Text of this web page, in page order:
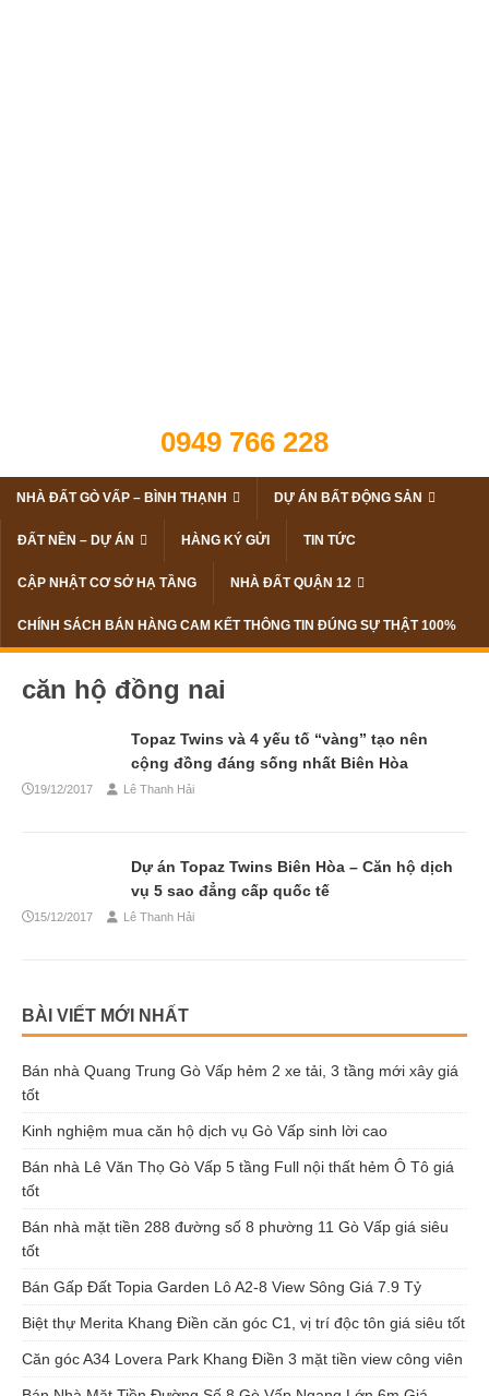
0949 766 228
NHÀ ĐẤT GÒ VẤP – BÌNH THẠNH DỰ ÁN BẤT ĐỘNG SẢN
ĐẤT NỀN – DỰ ÁN HÀNG KÝ GỬI TIN TỨC
CẬP NHẬT CƠ SỞ HẠ TẦNG NHÀ ĐẤT QUẬN 12
CHÍNH SÁCH BÁN HÀNG CAM KẾT THÔNG TIN ĐÚNG SỰ THẬT 100%
căn hộ đồng nai
Topaz Twins và 4 yếu tố “vàng” tạo nên
cộng đồng đáng sống nhất Biên Hòa
19/12/2017 Lê Thanh Hải
Dự án Topaz Twins Biên Hòa – Căn hộ dịch
vụ 5 sao đẳng cấp quốc tế
15/12/2017 Lê Thanh Hải
BÀI VIẾT MỚI NHẤT
Bán nhà Quang Trung Gò Vấp hẻm 2 xe tải, 3 tầng mới xây giá
tốt
Kinh nghiệm mua căn hộ dịch vụ Gò Vấp sinh lời cao
Bán nhà Lê Văn Thọ Gò Vấp 5 tầng Full nội thất hẻm Ô Tô giá
tốt
Bán nhà mặt tiền 288 đường số 8 phường 11 Gò Vấp giá siêu
tốt
Bán Gấp Đất Topia Garden Lô A2-8 View Sông Giá 7.9 Tỷ
Biệt thự Merita Khang Điền căn góc C1, vị trí độc tôn giá siêu tốt
Căn góc A34 Lovera Park Khang Điền 3 mặt tiền view công viên